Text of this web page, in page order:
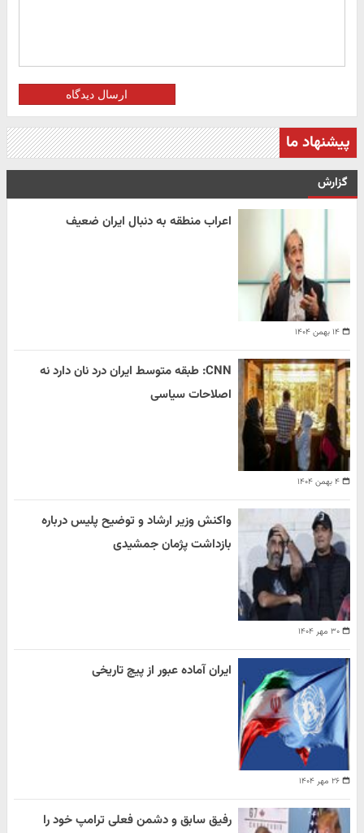
ارسال دیدگاه
پیشنهاد ما
گزارش
۱۴ بهمن ۱۴۰۴
اعراب منطقه به دنبال ایران ضعیف
۴ بهمن ۱۴۰۴
CNN: طبقه متوسط ایران درد نان دارد نه
اصلاحات سیاسی
۳۰ مهر ۱۴۰۴
واکنش وزیر ارشاد و توضیح پلیس درباره
بازداشت پژمان جمشیدی
۲۶ مهر ۱۴۰۴
ایران آماده عبور از پیچ تاریخی
رفیق سابق و دشمن فعلی ترامپ خود را